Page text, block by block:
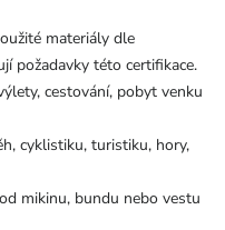
materiály dle
požadavky této certifikace.
cestování, pobyt venku
cyklistiku, turistiku, hory,
mikinu, bundu nebo vestu